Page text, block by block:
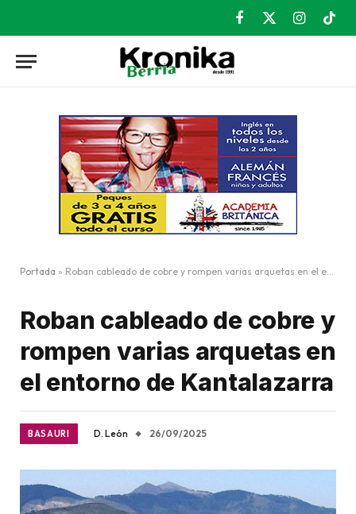
Facebook
X
Instagram
Portada » Roban cableado de cobre y rompen varias arquetas en el entorno de Kantalazarra
Roban cableado de cobre y
rompen varias arquetas en
el entorno de Kantalazarra
BASAURI D. León 26/09/2025